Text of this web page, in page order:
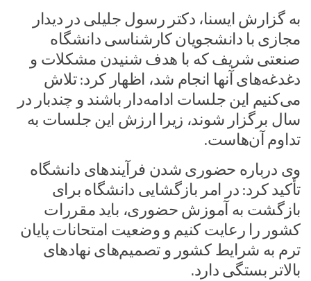
به گزارش ایسنا، دکتر رسول جلیلی در دیدار
مجازی با دانشجویان کارشناسی دانشگاه
صنعتی شریف که با هدف شنیدن مشکلات و
دغدغه‌های آنها انجام شد، اظهار کرد: تلاش
می‌کنیم این جلسات ادامه‌دار باشند و چندبار در
سال برگزار شوند، زیرا ارزش این جلسات به
تداوم آن‌هاست.
وی درباره حضوری شدن فرآیندهای دانشگاه
تأکید کرد: در امر بازگشایی دانشگاه برای
بازگشت به آموزش حضوری، باید مقررات
کشور را رعایت کنیم و وضعیت امتحانات پایان
ترم به شرایط کشور و تصمیم‌های نهادهای
بالاتر بستگی دارد.